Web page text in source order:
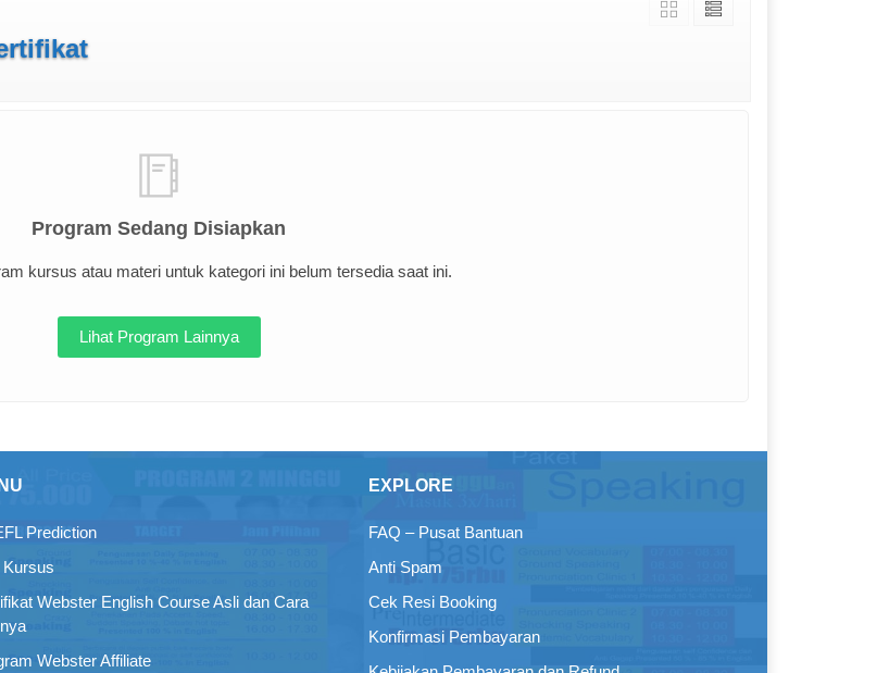
Program Sedang Disiapkan
kursus atau materi untuk kategori ini belum tersedia saat ini.
Lihat Program Lainnya
Prediction
Kursus
Webster English Course Asli dan Cara
Webster Affiliate
EXPLORE
FAQ – Pusat Bantuan
Anti Spam
Cek Resi Booking
Konfirmasi Pembayaran